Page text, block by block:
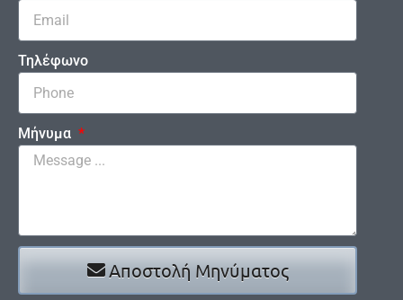
Τηλέφωνο
Μήνυμα
Αποστολή Μηνύματος